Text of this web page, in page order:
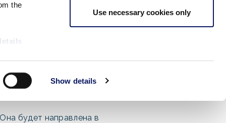
the
our
and
that
Show details
Use necessary cookies only
будет направлена в